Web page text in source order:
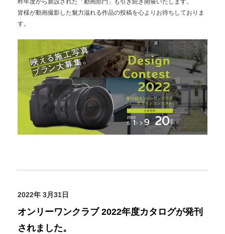
昨年度から新設された「動画部門」も引き続き開催いたします。
皆様が動画撮影した魅力溢れる作品の投稿を心よりお待ちしておりま
す。
2022年 3月31日
オンリーワンクラブ 2022年度カタログが発刊
されました。